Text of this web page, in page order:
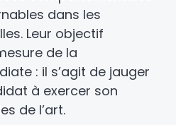
dans les
Leur objectif
de la
: il s’agit de jauger
à exercer son
de l’art.